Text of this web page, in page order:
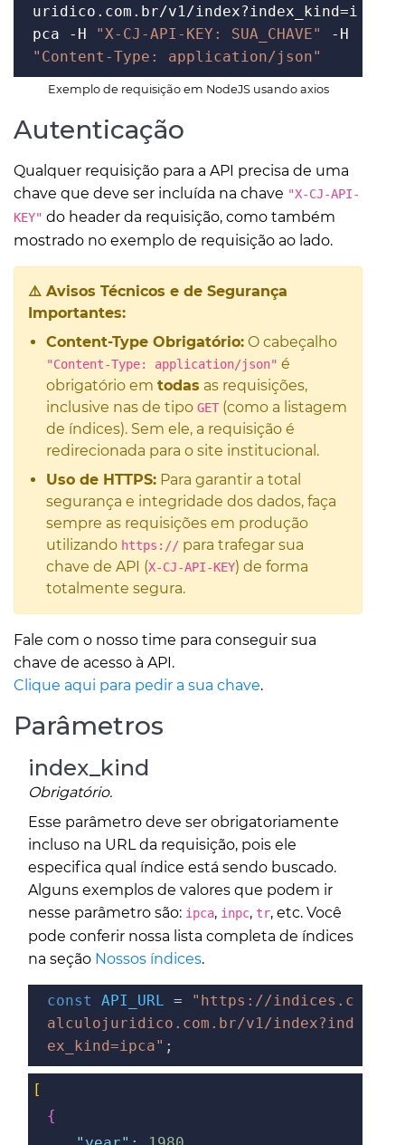
uridico.com.br/v1/index?index_kind=i
pca -H
"X-CJ-API-KEY: SUA_CHAVE"
-H
"Content-Type: application/json"
Exemplo de requisição em NodeJS usando axios
Autenticação
Qualquer requisição para a API precisa de uma
chave que deve ser incluída na chave "X-CJ-API-
KEY" do header da requisição, como também
mostrado no exemplo de requisição ao lado.
⚠️ Avisos Técnicos e de Segurança
Importantes:
Content-Type Obrigatório: O cabeçalho
"Content-Type: application/json" é
obrigatório em todas as requisições,
inclusive nas de tipo GET (como a listagem
de índices). Sem ele, a requisição é
redirecionada para o site institucional.
Uso de HTTPS: Para garantir a total
segurança e integridade dos dados, faça
sempre as requisições em produção
utilizando https:// para trafegar sua
chave de API (X-CJ-API-KEY) de forma
totalmente segura.
Fale com o nosso time para conseguir sua
chave de acesso à API.
Clique aqui para pedir a sua chave.
Parâmetros
index_kind
Obrigatório.
Esse parâmetro deve ser obrigatoriamente
incluso na URL da requisição, pois ele
especifica qual índice está sendo buscado.
Alguns exemplos de valores que podem ir
nesse parâmetro são: ipca, inpc, tr, etc. Você
pode conferir nossa lista completa de índices
na seção Nossos índices.
const API_URL =
"https://indices.c
alculojuridico.com.br/v1/index?ind
ex_kind=ipca" ;
[
{